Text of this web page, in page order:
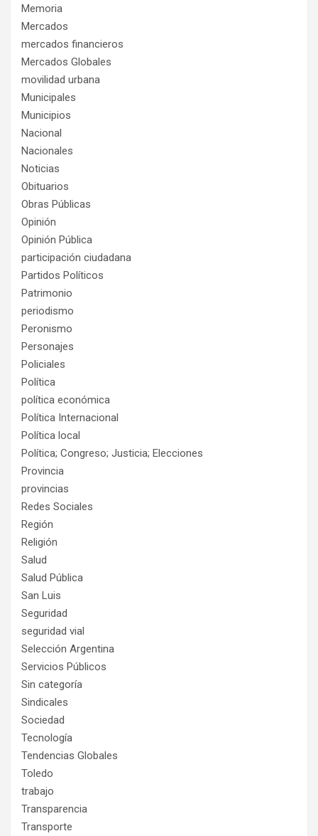
Memoria
Mercados
mercados financieros
Mercados Globales
movilidad urbana
Municipales
Municipios
Nacional
Nacionales
Noticias
Obituarios
Obras Públicas
Opinión
Opinión Pública
participación ciudadana
Partidos Políticos
Patrimonio
periodismo
Peronismo
Personajes
Policiales
Política
política económica
Política Internacional
Política local
Política; Congreso; Justicia; Elecciones
Provincia
provincias
Redes Sociales
Región
Religión
Salud
Salud Pública
San Luis
Seguridad
seguridad vial
Selección Argentina
Servicios Públicos
Sin categoría
Sindicales
Sociedad
Tecnología
Tendencias Globales
Toledo
trabajo
Transparencia
Transporte